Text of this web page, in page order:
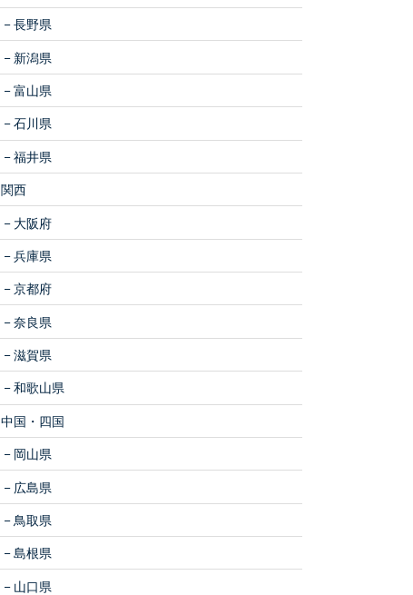
長野県
新潟県
富山県
石川県
福井県
関西
大阪府
兵庫県
京都府
奈良県
滋賀県
和歌山県
中国・四国
岡山県
広島県
鳥取県
島根県
山口県